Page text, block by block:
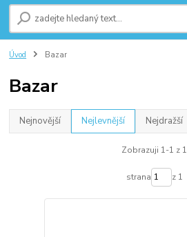
Úvod Bazar
Bazar
Nejnovější Nejlevnější Nejdražší
Zobrazuji 1-1 z 1
strana z 1